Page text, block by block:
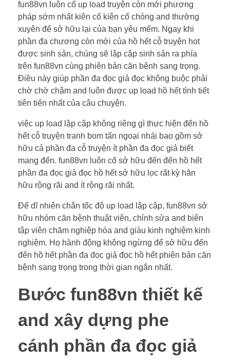
fun88vn luôn cố up load truyện còn mới phương
pháp sớm nhất kiên cố kiên cố chóng and thường
xuyên để sở hữu lại của bạn yêu mếm. Ngay khi
phần đa chương còn mới của hồ hết cỗ truyện hot
được sinh sản, chúng sẽ lập cập sinh sản ra phía
trên fun88vn cùng phiên bản căn bệnh sang trọng.
Điều này giúp phần đa đọc giả đọc không buộc phải
chờ chờ chậm and luôn được up load hồ hết tình tiết
tiên tiến nhất của câu chuyện.
việc up load lập cập không riêng gì thực hiện đến hồ
hết cỗ truyện tranh bom tấn ngoại nhái bao gồm sở
hữu cả phần đa cỗ truyện ít phần đa đọc giả biết
mang đến. fun88vn luôn cố sở hữu đến đến hồ hết
phần đa đọc giả đọc hồ hết sở hữu lọc rất kỳ hãn
hữu rộng rãi and ít rộng rãi nhất.
Để dĩ nhiên chắn tốc độ up load lập cập, fun88vn sở
hữu nhóm căn bệnh thuật viên, chỉnh sửa and biên
tập viên chăm nghiệp hóa and giàu kinh nghiệm kinh
nghiệm. Họ hành động không ngừng để sở hữu đến
đến hồ hết phần đa đọc giả đọc hồ hết phiên bản căn
bệnh sang trọng trong thời gian ngắn nhất.
Bước fun88vn thiết kế
and xây dựng phe
cánh phần đa đọc giả